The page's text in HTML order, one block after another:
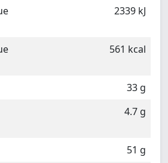
2339 kJ
561 kcal
33 g
4.7 g
51 g